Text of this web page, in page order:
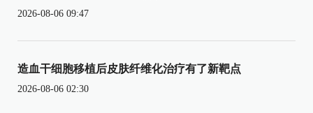
2026-08-06 09:47
造血干细胞移植后皮肤纤维化治疗有了新靶点
2026-08-06 02:30